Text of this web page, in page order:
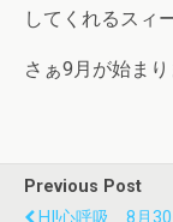
してくれるスィ
さぁ9月が始ま
Previous Post
HI!心呼吸 8月30